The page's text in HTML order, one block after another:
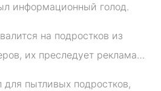
информационный голод.
на подростков из
их преследует реклама…
пытливых подростков,